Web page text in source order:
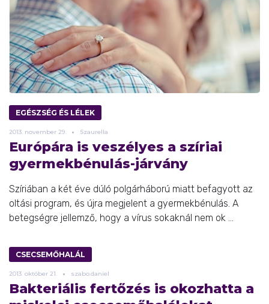
EGÉSZSÉG ÉS LÉLEK
2013. november 29. Szaurella
Európára is veszélyes a szíriai
gyermekbénulás-járvány
Szíriában a két éve dúló polgárháború miatt befagyott az
oltási program, és újra megjelent a gyermekbénulás. A
betegségre jellemző, hogy a vírus sokaknál nem ok ...
CSECSEMŐHALÁL
2013. október 21. szabo.daniel
Bakteriális fertőzés is okozhatta a